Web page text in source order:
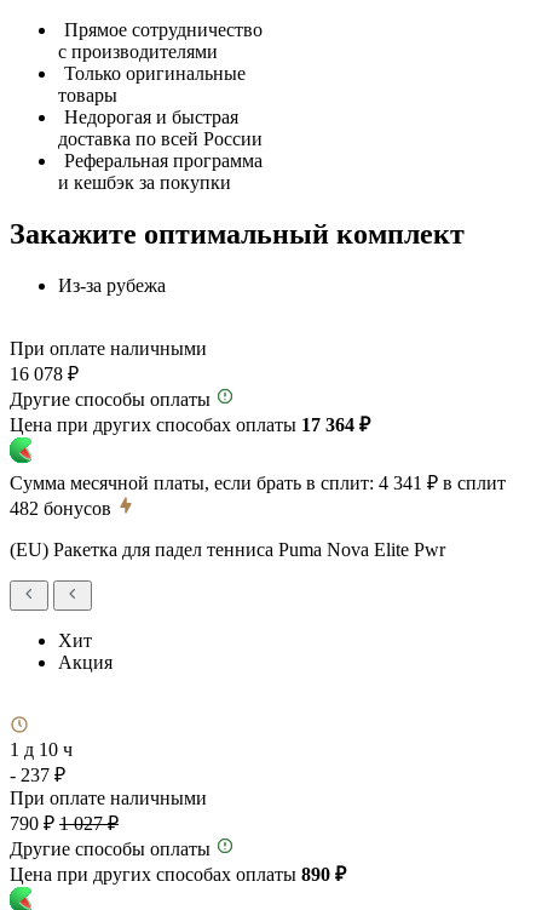
Прямое сотрудничество
с производителями
Только оригинальные
товары
Недорогая и быстрая
доставка по всей России
Реферальная программа
и кешбэк за покупки
Закажите оптимальный комплект
Из-за рубежа
При оплате наличными
16 078 ₽
Другие способы оплаты
Цена при других способах оплаты 17 364 ₽
Сумма месячной платы, если брать в сплит: 4 341 ₽ в сплит
482 бонусов
(EU) Ракетка для падел тенниса Puma Nova Elite Pwr
Хит
Акция
1 д 10 ч
- 237 ₽
При оплате наличными
790 ₽ 1 027 ₽
Другие способы оплаты
Цена при других способах оплаты 890 ₽